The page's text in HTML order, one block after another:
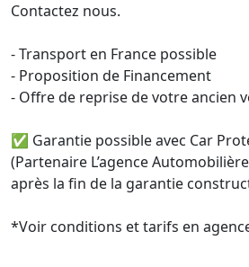
Contactez nous.
- Transport en France possible
- Proposition de Financement
- Offre de reprise de votre ancien
✅ Garantie possible avec Car
(Partenaire L’agence
après la fin de la garantie
*Voir conditions et tarifs en